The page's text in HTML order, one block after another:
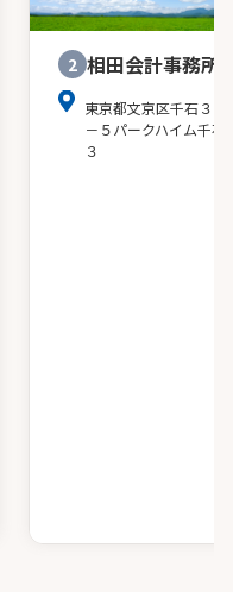
2 相田会計事務所
東京都文京区千石３－
－５パークハイム千石
３